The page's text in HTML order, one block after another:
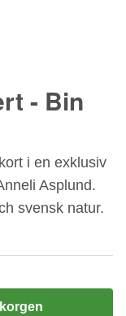
- Bin
i en exklusiv
Asplund.
svensk natur.